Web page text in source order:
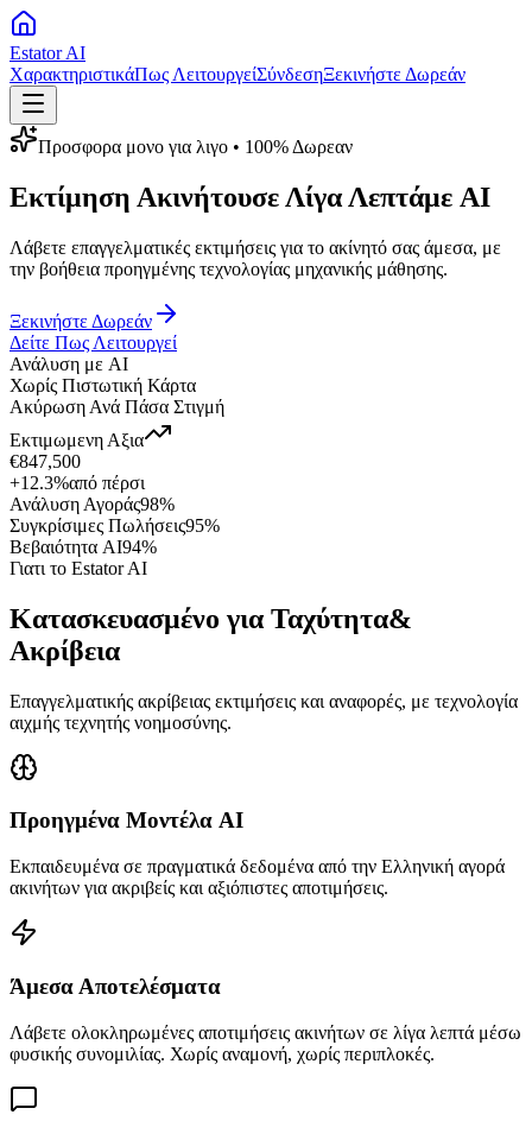
Estator AI
ΧαρακτηριστικάΠως ΛειτουργείΣύνδεσηΞεκινήστε Δωρεάν
Προσφορα μονο για λιγο • 100% Δωρεαν
Εκτίμηση Ακινήτουσε Λίγα Λεπτάμε AI
Λάβετε επαγγελματικές εκτιμήσεις για το ακίνητό σας άμεσα, με
την βοήθεια προηγμένης τεχνολογίας μηχανικής μάθησης.
Ξεκινήστε Δωρεάν
Δείτε Πως Λειτουργεί
Ανάλυση με AI
Χωρίς Πιστωτική Κάρτα
Ακύρωση Ανά Πάσα Στιγμή
Εκτιμωμενη Αξια
€847,500
+12.3%από πέρσι
Ανάλυση Αγοράς98%
Συγκρίσιμες Πωλήσεις95%
Βεβαιότητα AI94%
Γιατι το Estator AI
Κατασκευασμένο για Ταχύτητα&
Ακρίβεια
Επαγγελματικής ακρίβειας εκτιμήσεις και αναφορές, με τεχνολογία
αιχμής τεχνητής νοημοσύνης.
Προηγμένα Μοντέλα AI
Εκπαιδευμένα σε πραγματικά δεδομένα από την Ελληνική αγορά
ακινήτων για ακριβείς και αξιόπιστες αποτιμήσεις.
Άμεσα Αποτελέσματα
Λάβετε ολοκληρωμένες αποτιμήσεις ακινήτων σε λίγα λεπτά μέσω
φυσικής συνομιλίας. Χωρίς αναμονή, χωρίς περιπλοκές.